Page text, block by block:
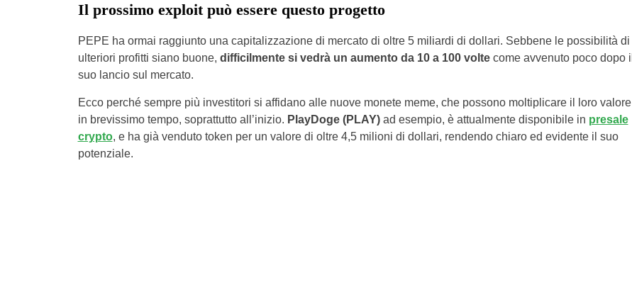
Il prossimo exploit può essere questo progetto
PEPE ha ormai raggiunto una capitalizzazione di mercato di oltre 5 miliardi di dollari. Sebbene le possibilità di
ulteriori profitti siano buone, difficilmente si vedrà un aumento da 10 a 100 voltecome avvenuto poco dopo il
suo lancio sul mercato.
Ecco perché sempre più investitori si affidano alle nuove monete meme, che possono moltiplicare il loro valore
in brevissimo tempo, soprattutto all’inizio. PlayDoge (PLAY)ad esempio, è attualmente disponibile in presale
crypto, e ha già venduto token per un valore di oltre 4,5 milioni di dollari, rendendo chiaro ed evidente il suo
potenziale.